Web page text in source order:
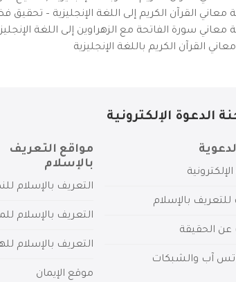
معاني القرآن الكريم إلى اللغة الإنجليزية –
معاني سورة الفاتحة مع الزهراوين إلى اللغة
القرآن الكريم باللغة الإنجليزية
الدعوة الإلكترونية
للتعريف بالإسلام
عن الحقيقة
آب والشبكات
مواقع التعريف
بالإسلام
التعريف بالإسلام
التعريف بالإسلام
التعريف بالإسلام
موقع الإيمان